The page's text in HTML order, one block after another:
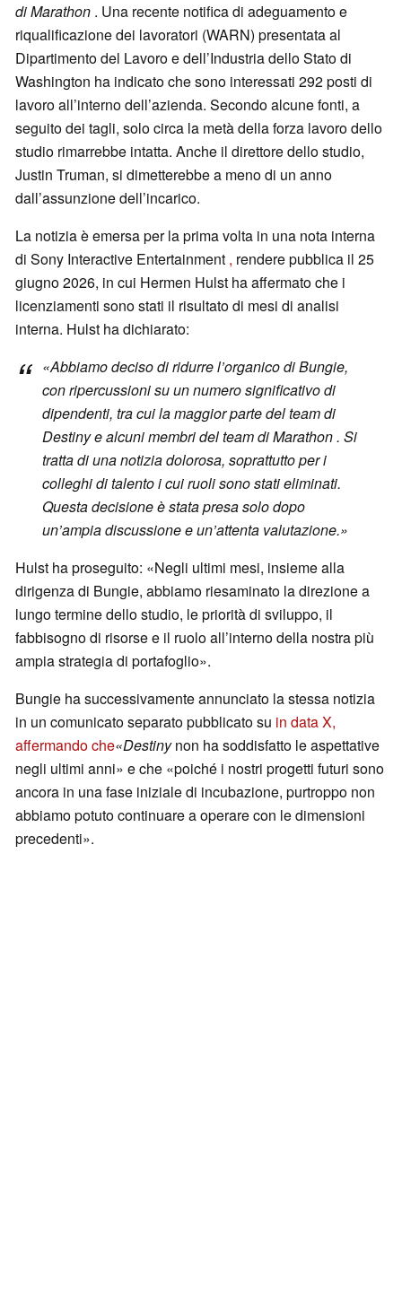
di Marathon . Una recente notifica di adeguamento e
riqualificazione dei lavoratori (WARN) presentata al
Dipartimento del Lavoro e dell’Industria dello Stato di
Washington ha indicato che sono interessati 292 posti di
lavoro all’interno dell’azienda. Secondo alcune fonti, a
seguito dei tagli, solo circa la metà della forza lavoro dello
studio rimarrebbe intatta. Anche il direttore dello studio,
Justin Truman, si dimetterebbe a meno di un anno
dall’assunzione dell’incarico.
La notizia è emersa per la prima volta in una nota interna
di Sony Interactive Entertainment , rendere pubblica il 25
giugno 2026, in cui Hermen Hulst ha affermato che i
licenziamenti sono stati il risultato di mesi di analisi
interna. Hulst ha dichiarato:
«Abbiamo deciso di ridurre l’organico di Bungie,
con ripercussioni su un numero significativo di
dipendenti, tra cui la maggior parte delteam di
Destinye alcuni membridel team di Marathon. Si
tratta di una notizia dolorosa, soprattutto per i
colleghi di talento i cui ruoli sono stati eliminati.
Questa decisione è stata presa solo dopo
un’ampia discussione e un’attenta valutazione.»
Hulst ha proseguito: «Negli ultimi mesi, insieme alla
dirigenza di Bungie, abbiamo riesaminato la direzione a
lungo termine dello studio, le priorità di sviluppo, il
fabbisogno di risorse e il ruolo all’interno della nostra più
ampia strategia di portafoglio».
Bungie ha successivamente annunciato la stessa notizia
in un comunicato separato pubblicato su in data X,
affermando che«Destinynon ha soddisfatto le aspettative
negli ultimi anni» e che «poiché i nostri progetti futuri sono
ancora in una fase iniziale di incubazione, purtroppo non
abbiamo potuto continuare a operare con le dimensioni
precedenti».